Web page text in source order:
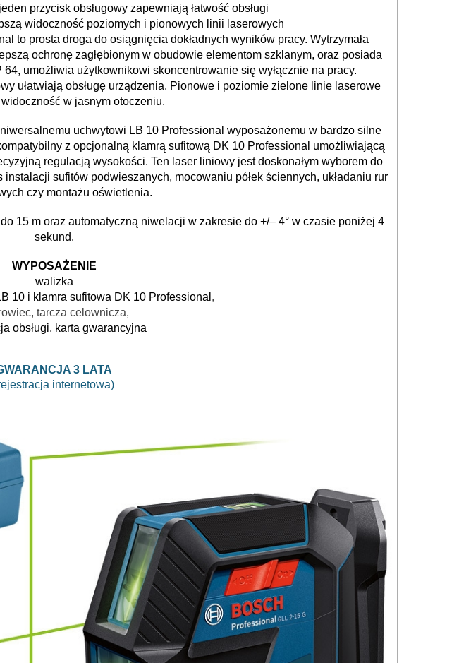
przycisk obsługowy zapewniają łatwość obsługi
widoczność poziomych i pionowych linii laserowych
to prosta droga do osiągnięcia dokładnych wyników pracy. Wytrzymała
ochronę zagłębionym w obudowie elementom szklanym, oraz posiada
umożliwia użytkownikowi skoncentrowanie się wyłącznie na pracy.
ułatwiają obsługę urządzenia. Pionowe i poziomie zielone linie laserowe
w jasnym otoczeniu.
uchwytowi LB 10 Professional wyposażonemu w bardzo silne
z opcjonalną klamrą sufitową DK 10 Professional umożliwiającą
regulacją wysokości. Ten laser liniowy jest doskonałym wyborem do
sufitów podwieszanych, mocowaniu półek ściennych, układaniu rur
czy montażu oświetlenia.
15 m oraz automatyczną niwelacji w zakresie do +/– 4° w czasie poniżej 4
sekund.
WYPOSAŻENIE
walizka
10 i klamra sufitowa DK 10 Professional ,
tarcza celownicza,
obsługi, karta gwarancyjna
3 LATA
internetowa)